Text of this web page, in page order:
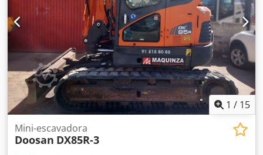
1 / 15
Mini-escavadora
Doosan DX85R-3